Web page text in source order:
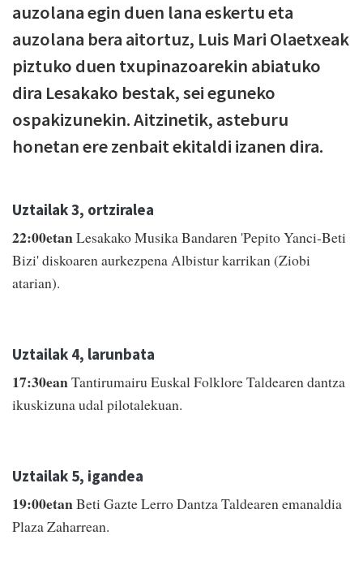
auzolana egin duen lana eskertu eta
auzolana bera aitortuz, Luis Mari Olaetxeak
piztuko duen txupinazoarekin abiatuko
dira Lesakako bestak, sei eguneko
ospakizunekin. Aitzinetik, asteburu
honetan ere zenbait ekitaldi izanen dira.
Uztailak 3, ortziralea
22:00etanLesakako Musika Bandaren 'Pepito Yanci-Beti
Bizi' diskoaren aurkezpena Albistur karrikan (Ziobi
atarian).
Uztailak 4, larunbata
17:30eanTantirumairu Euskal Folklore Taldearen dantza
ikuskizuna udal pilotalekuan.
Uztailak 5, igandea
19:00etanBeti Gazte Lerro Dantza Taldearen emanaldia
Plaza Zaharrean.